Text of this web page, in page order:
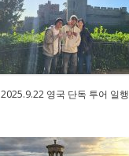
2025.9.22 영국 단독 투어 일행